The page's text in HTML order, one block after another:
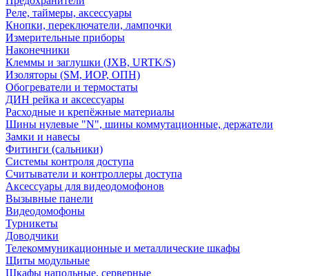
Реле, таймеры, аксессуары
Кнопки, переключатели, лампочки
Измерительные приборы
Наконечники
Клеммы и заглушки (JXB, URTK/S)
Изоляторы (SM, ИОР, ОПН)
Обогреватели и термостаты
ДИН рейка и аксессуары
Расходные и крепёжные материалы
Шины нулевые "N", шины коммутационные, держатели
Замки и навесы
Фитинги (сальники)
Системы контроля доступа
Считыватели и контроллеры доступа
Аксессуары для видеодомофонов
Вызывные панели
Видеодомофоны
Турникеты
Доводчики
Телекоммуникационные и металлические шкафы
Щиты модульные
Шкафы напольные, серверные